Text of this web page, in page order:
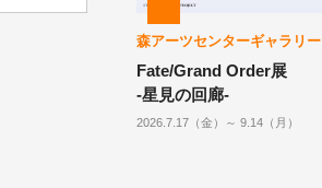
森アーツセンターギャラリー
Fate/Grand Order展
-星見の回廊-
2026.7.17（金）～ 9.14（月）